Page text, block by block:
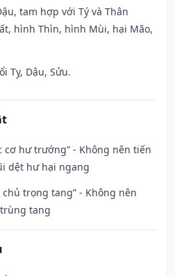
tam hợp với Tý và Thân
hình Thìn, hình Mùi, hại Mão,
Tỵ, Dậu, Sửu.
cơ hư trướng” - Không nên tiến
dệt hư hại ngang
chủ trọng tang” - Không nên
tang